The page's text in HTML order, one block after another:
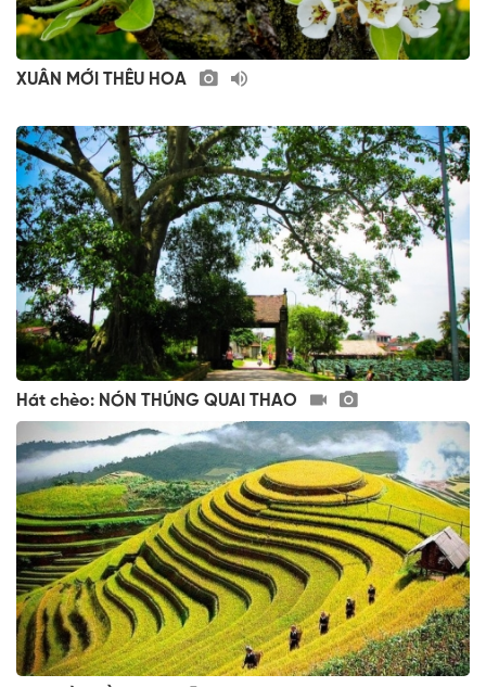
XUÂN MỚI THÊU HOA
Hát chèo: NÓN THÚNG QUAI THAO